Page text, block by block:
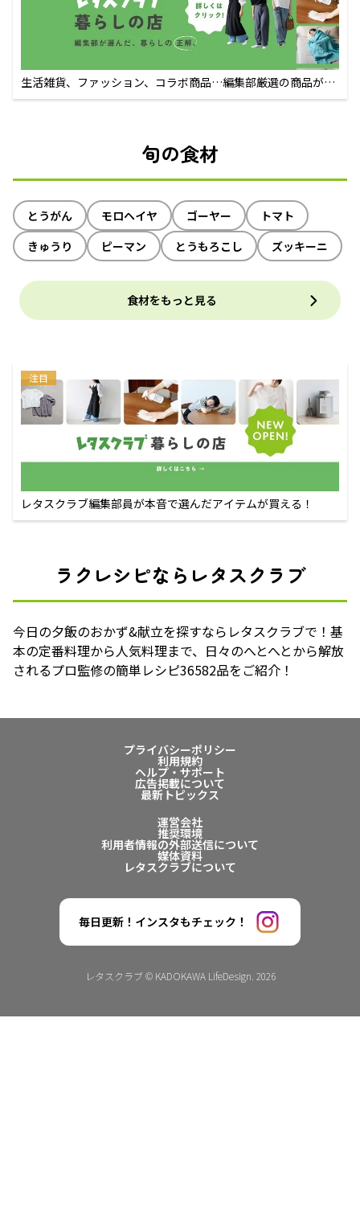
生活雑貨、ファッション、コラボ商品…編集部厳選の商品が買
えるECサイト
旬の食材
とうがん モロヘイヤ ゴーヤー
トマト
きゅうり
ピーマン とうもろこし ズッキーニ
食材をもっと見る
注目
レタスクラブ編集部員が本音で選んだアイテムが買える！
ラクレシピならレタスクラブ
今日の夕飯のおかず&献立を探すならレタスクラブで！基
本の定番料理から人気料理まで、日々のへとへとから解放
されるプロ監修の簡単レシピ36582品をご紹介！
プライバシーポリシー
利用規約
ヘルプ・サポート
広告掲載について
最新トピックス
運営会社
推奨環境
利用者情報の外部送信について
媒体資料
レタスクラブについて
毎日更新！インスタもチェック！
レタスクラブ © KADOKAWA LifeDesign. 2026